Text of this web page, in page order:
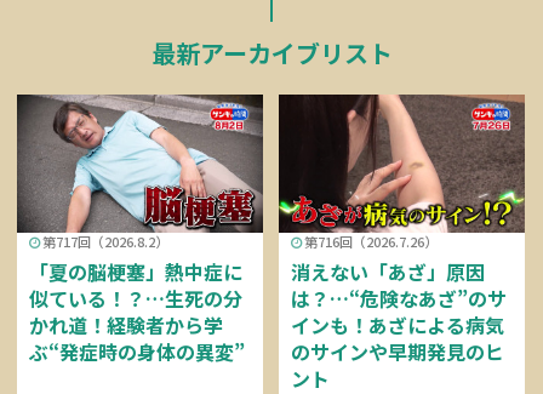
最新アーカイブリスト
第717回（2026.8.2）
「夏の脳梗塞」熱中症に
似ている！？…生死の分
かれ道！経験者から学
ぶ“発症時の身体の異変”
第716回（2026.7.26）
消えない「あざ」原因
は？…“危険なあざ”のサ
インも！あざによる病気
のサインや早期発見のヒ
ント